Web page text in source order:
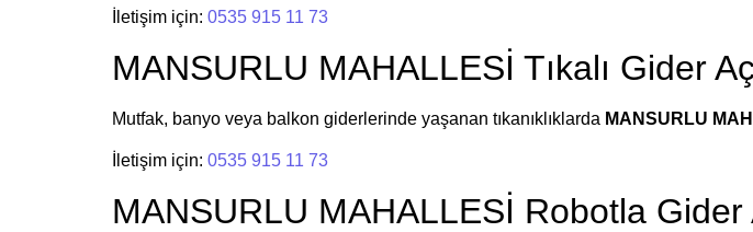
İletişim için: 0535 915 11 73
MANSURLU MAHALLESİ Tıkalı Gider
Mutfak, banyo veya balkon giderlerinde yaşanan tıkanıklıklarda MANSURLU
İletişim için: 0535 915 11 73
MANSURLU MAHALLESİ Robotla Gider